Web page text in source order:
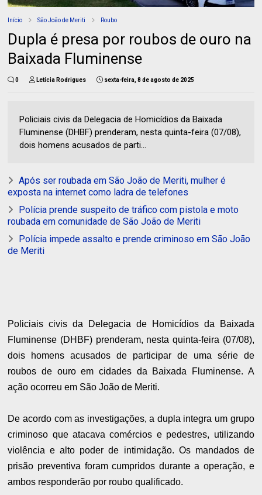
Início São João de Meriti Roubo
Dupla é presa por roubos de ouro na
Baixada Fluminense
0 Letícia Rodrigues sexta-feira, 8 de agosto de 2025
Policiais civis da Delegacia de Homicídios da Baixada
Fluminense (DHBF) prenderam, nesta quinta-feira (07/08),
dois homens acusados de parti...
Após ser roubada em São João de Meriti, mulher é
exposta na internet como ladra de telefones
Polícia prende suspeito de tráfico com pistola e moto
roubada em comunidade de São João de Meriti
Polícia impede assalto e prende criminoso em São João
de Meriti
Policiais civis da Delegacia de Homicídios da Baixada
Fluminense (DHBF) prenderam, nesta quinta-feira (07/08),
dois homens acusados de participar de uma série de
roubos de ouro em cidades da Baixada Fluminense. A
ação ocorreu em São João de Meriti.
De acordo com as investigações, a dupla integra um grupo
criminoso que atacava comércios e pedestres, utilizando
violência e alto poder de intimidação. Os mandados de
prisão preventiva foram cumpridos durante a operação, e
ambos responderão por roubo qualificado.